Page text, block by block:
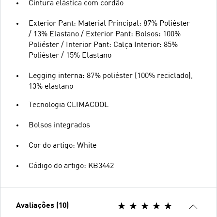
Cintura elástica com cordão
Exterior Pant: Material Principal: 87% Poliéster
/ 13% Elastano / Exterior Pant: Bolsos: 100%
Poliéster / Interior Pant: Calça Interior: 85%
Poliéster / 15% Elastano
Legging interna: 87% poliéster (100% reciclado),
13% elastano
Tecnologia CLIMACOOL
Bolsos integrados
Cor do artigo: White
Código do artigo: KB3442
Avaliações (10)